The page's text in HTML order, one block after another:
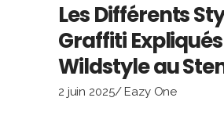
Les Différents
Graffiti Expliqués
Wildstyle au
2 juin 2025 Eazy One